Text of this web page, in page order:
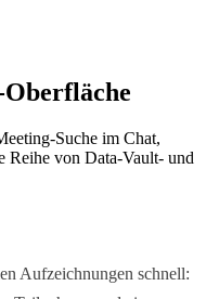
Suche im Chat,
Reihe von Data-Vault- und
Aufzeichnungen schnell: